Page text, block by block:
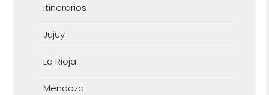
Itinerarios
Jujuy
La Rioja
Mendoza